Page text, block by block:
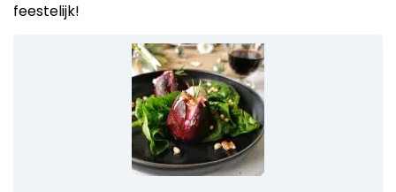
feestelijk!